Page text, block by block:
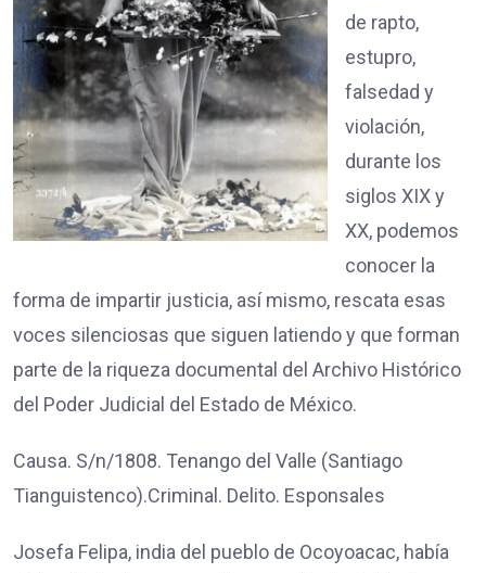
de rapto,
estupro,
falsedad y
violación,
durante los
siglos XIX y
XX, podemos
conocer la
forma de impartir justicia, así mismo, rescata esas
voces silenciosas que siguen latiendo y que forman
parte de la riqueza documental del Archivo Histórico
del Poder Judicial del Estado de México.
Causa. S/n/1808. Tenango del Valle (Santiago
Tianguistenco).Criminal. Delito. Esponsales
Josefa Felipa, india del pueblo de Ocoyoacac, había